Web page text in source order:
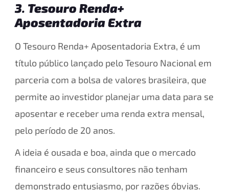
3. Tesouro Renda+
Aposentadoria Extra
O Tesouro Renda+ Aposentadoria Extra, é um
título público lançado pelo Tesouro Nacional em
parceria com a bolsa de valores brasileira, que
permite ao investidor planejar uma data para se
aposentar e receber uma renda extra mensal,
pelo período de 20 anos.
A ideia é ousada e boa, ainda que o mercado
financeiro e seus consultores não tenham
demonstrado entusiasmo, por razões óbvias.